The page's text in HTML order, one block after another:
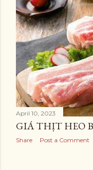
April 10, 2023
GIÁ THỊT HEO
Share Post a Comment